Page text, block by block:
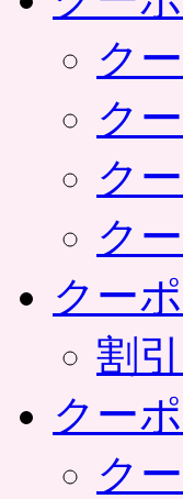
ク
ク
ク
ク
クー
割
クー
ク